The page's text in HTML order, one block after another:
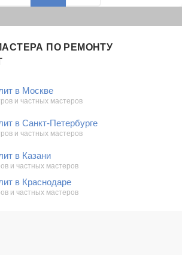
ПО РЕМОНТУ
в Москве
и частных мастеров
в Санкт-Петербурге
и частных мастеров
в Казани
и частных мастеров
в Краснодаре
и частных мастеров